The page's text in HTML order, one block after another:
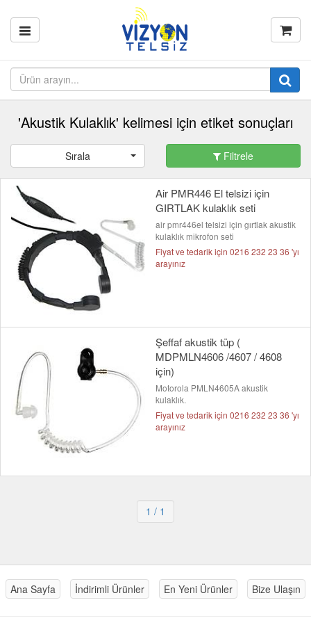
'Akustik Kulaklık' kelimesi için etiket sonuçları
Sırala Filtrele
Air PMR446 El telsizi için
GIRTLAK kulaklık seti
air pmr446el telsizi için gırtlak akustik
kulaklık mikrofon seti
Fiyat ve tedarik için 0216 232 23 36 'yı
arayınız
Şeffaf akustik tüp (
MDPMLN4606 /4607 / 4608
için)
Motorola PMLN4605A akustik
kulaklık.
Fiyat ve tedarik için 0216 232 23 36 'yı
arayınız
1 / 1
Ana Sayfa İndirimli Ürünler En Yeni Ürünler Bize Ulaşın